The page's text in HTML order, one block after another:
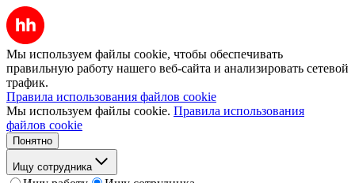
Мы используем файлы cookie, чтобы обеспечивать
правильную работу нашего веб-сайта и анализировать сетевой
трафик.
Правила использования файлов cookie
Мы используем файлы cookie. Правила использования
файлов cookie
Понятно
Ищу сотрудника